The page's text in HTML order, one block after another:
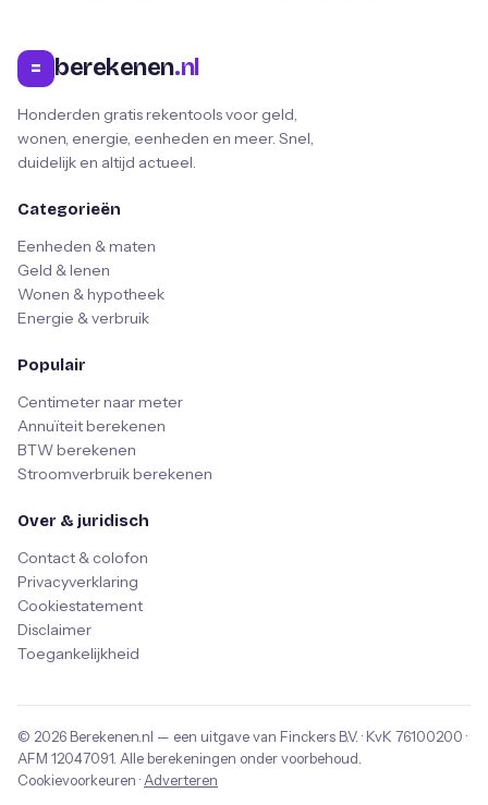
= berekenen.nl
Honderden gratis rekentools voor geld,
wonen, energie, eenheden en meer. Snel,
duidelijk en altijd actueel.
Categorieën
Eenheden & maten
Geld & lenen
Wonen & hypotheek
Energie & verbruik
Populair
Centimeter naar meter
Annuïteit berekenen
BTW berekenen
Stroomverbruik berekenen
Over & juridisch
Contact & colofon
Privacyverklaring
Cookiestatement
Disclaimer
Toegankelijkheid
© 2026 Berekenen.nl — een uitgave van Finckers B.V. · KvK 76100200 ·
AFM 12047091. Alle berekeningen onder voorbehoud.
Cookievoorkeuren ·Adverteren